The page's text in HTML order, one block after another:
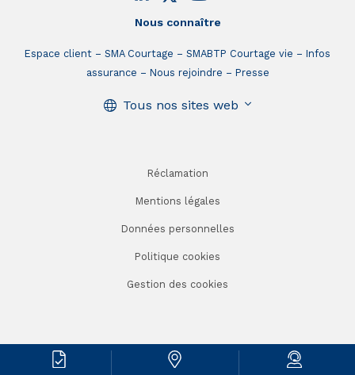
Nous connaître
Espace client SMA Courtage SMABTP Courtage vie
Infos
assurance
Nous rejoindre Presse
Tous nos sites web
Réclamation
Mentions légales
Données personnelles
Politique cookies
Gestion des cookies